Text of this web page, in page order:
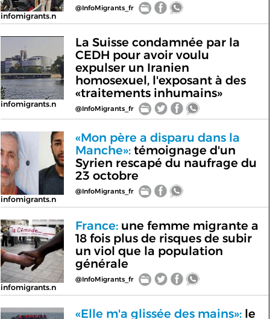
infomigrants.n
@InfoMigrants_fr
infomigrants.n
La Suisse condamnée par la
CEDH pour avoir voulu
expulser un Iranien
homosexuel, l'exposant à des
«traitements inhumains»
@InfoMigrants_fr
infomigrants.n
«Mon père a disparu dans la
Manche»:témoignage d'un
Syrien rescapé du naufrage du
23 octobre
@InfoMigrants_fr
infomigrants.n
France:une femme migrante a
18 fois plus de risques de subir
un viol que la population
générale
@InfoMigrants_fr
«Elle m'a glissée des mains»:le